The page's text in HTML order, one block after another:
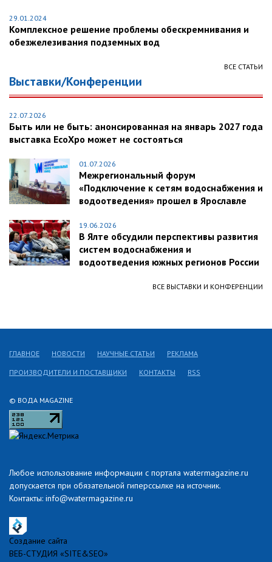
29.01.2024
Комплексное решение проблемы обескремнивания и
обезжелезивания подземных вод
ВСЕ СТАТЬИ
Выставки/Конференции
22.07.2026
Быть или не быть: анонсированная на январь 2027 года
выставка EcoXpo может не состояться
01.07.2026
Межрегиональный форум
«Подключение к сетям водоснабжения и
водоотведения» прошел в Ярославле
19.06.2026
В Ялте обсудили перспективы развития
систем водоснабжения и
водоотведения южных регионов России
ВСЕ ВЫСТАВКИ И КОНФЕРЕНЦИИ
© ВОДА MAGAZINE
Любое использование информации с портала watermagazine.ru
допускается при обязательной гиперссылке на источник.
Контакты: info@watermagazine.ru
ГЛАВНОЕ НОВОСТИ НАУЧНЫЕ СТАТЬИ РЕКЛАМА
ПРОИЗВОДИТЕЛИ И ПОСТАВЩИКИ КОНТАКТЫ RSS
Создание сайта
ВЕБ-СТУДИЯ «SITE&SEO»